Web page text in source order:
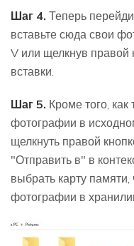
Шаг 4. Теперь
вставьте сюда свои
V или щелкнув
вставки.
Шаг 5. Кроме того,
фотографии в
щелкнуть правой
"Отправить в" в
выбрать карту
фотографии в